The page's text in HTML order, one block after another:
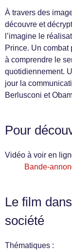
À travers des
découvre et
l’imagine le
Prince. Un combat
à comprendre le
quotidiennement.
jour la
Berlusconi et
Pour
Vidéo à voir en
Bande-
Le film
société
Thématiques :